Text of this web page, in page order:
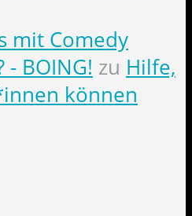
mit Comedy
- BOING! zu Hilfe,
können